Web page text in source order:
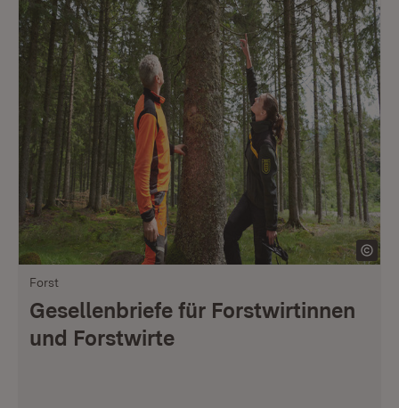
Forst
Gesellenbriefe für Forstwirtinnen
und Forstwirte